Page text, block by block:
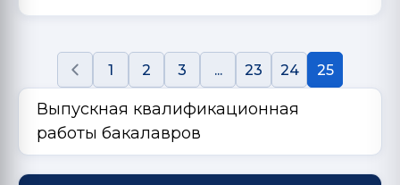
1 2 3 ... 23 24 25
Выпускная квалификационная
работы бакалавров